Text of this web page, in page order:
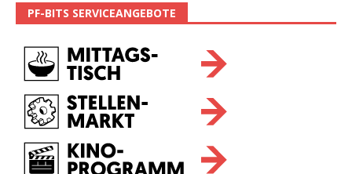
PF-BITS SERVICEANGEBOTE